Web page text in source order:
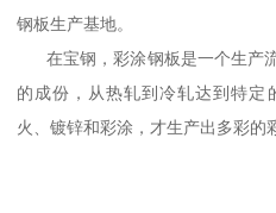
钢板生产基地。
在宝钢，彩涂钢板是一个生产
的成份，从热轧到冷轧达到特定
火、镀锌和彩涂，才生产出多彩的